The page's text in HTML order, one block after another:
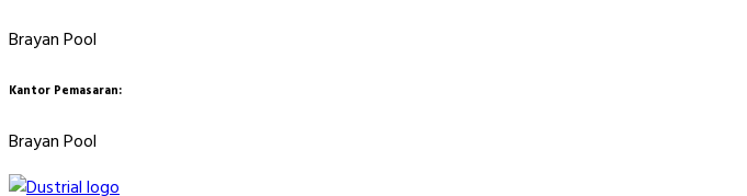
Brayan Pool
Kantor Pemasaran:
Brayan Pool